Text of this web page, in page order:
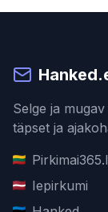
Selge ja
täpset ja
Iepirkumi